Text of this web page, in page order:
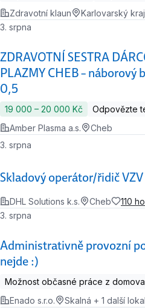
Zdravotní klaun
Karlovarský
ZDRAVOTNÍ SESTRA
PLAZMY CHEB –
0,5
3. srpna
19 000 ‍–‍ 20 000 Kč
Odpovězte
Amber Plasma a.s.
Cheb
Skladový operátor/řidič VZV
3. srpna
DHL Solutions k.s. Cheb 110
Administrativně provozní
nejde :)
3. srpna
Možnost občasné práce z domova
Enado s.r.o.
Skalná + 1 další